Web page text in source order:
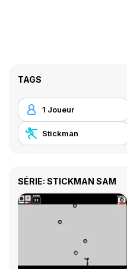
TAGS
1 Joueur
Stickman
SÉRIE: STICKMAN SAM